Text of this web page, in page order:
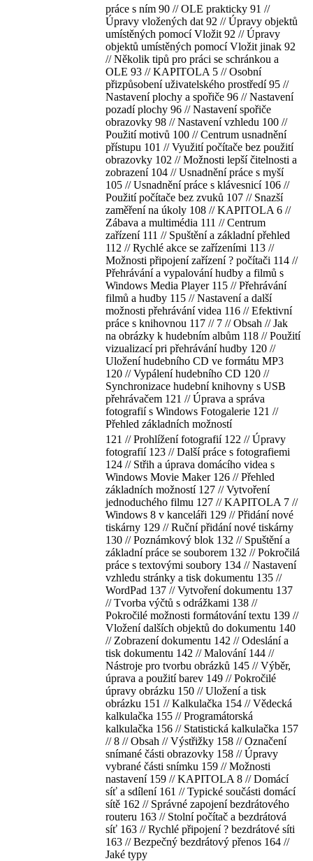
práce s ním 90 // OLE prakticky 91 //
Úpravy vložených dat 92 // Úpravy objektů
umístěných pomocí Vložit 92 // Úpravy
objektů umístěných pomocí Vložit jinak 92
// Několik tipů pro práci se schránkou a
OLE 93 // KAPITOLA 5 // Osobní
přizpůsobení uživatelského prostředí 95 //
Nastavení plochy a spořiče 96 // Nastavení
pozadí plochy 96 // Nastavení spořiče
obrazovky 98 // Nastavení vzhledu 100 //
Použití motivů 100 // Centrum usnadnění
přístupu 101 // Využití počítače bez použití
obrazovky 102 // Možnosti lepší čitelnosti a
zobrazení 104 // Usnadnění práce s myší
105 // Usnadnění práce s klávesnicí 106 //
Použití počítače bez zvuků 107 // Snazší
zaměření na úkoly 108 // KAPITOLA 6 //
Zábava a multimédia 111 // Centrum
zařízení 111 // Spuštění a základní přehled
112 // Rychlé akce se zařízeními 113 //
Možnosti připojení zařízení ? počítači 114 //
Přehrávání a vypalování hudby a filmů s
Windows Media Player 115 // Přehrávání
filmů a hudby 115 // Nastavení a další
možnosti přehrávání videa 116 // Efektivní
práce s knihovnou 117 // 7 // Obsah // Jak
na obrázky k hudebním albům 118 // Použití
vizualizací pri přehrávání hudby 120 //
Uložení hudebního CD ve formátu MP3
120 // Vypálení hudebního CD 120 //
Synchronizace hudební knihovny s USB
přehrávačem 121 // Úprava a správa
fotografií s Windows Fotogalerie 121 //
Přehled základních možností
121 // Prohlížení fotografií 122 // Úpravy
fotografií 123 // Další práce s fotografiemi
124 // Střih a úprava domácího videa s
Windows Movie Maker 126 // Přehled
základních možností 127 // Vytvoření
jednoduchého filmu 127 // KAPITOLA 7 //
Windows 8 v kanceláři 129 // Přidání nové
tiskárny 129 // Ruční přidání nové tiskárny
130 // Poznámkový blok 132 // Spuštění a
základní práce se souborem 132 // Pokročilá
práce s textovými soubory 134 // Nastavení
vzhledu stránky a tisk dokumentu 135 //
WordPad 137 // Vytvoření dokumentu 137
// Tvorba výčtů s odrážkami 138 //
Pokročilé možnosti formátování textu 139 //
Vložení dalších objektů do dokumentu 140
// Zobrazení dokumentu 142 // Odeslání a
tisk dokumentu 142 // Malování 144 //
Nástroje pro tvorbu obrázků 145 // Výběr,
úprava a použití barev 149 // Pokročilé
úpravy obrázku 150 // Uložení a tisk
obrázku 151 // Kalkulačka 154 // Vědecká
kalkulačka 155 // Programátorská
kalkulačka 156 // Statistická kalkulačka 157
// 8 // Obsah // Výstřižky 158 // Označení
snímané části obrazovky 158 // Úpravy
vybrané části snímku 159 // Možnosti
nastavení 159 // KAPITOLA 8 // Domácí
síť a sdílení 161 // Typické součásti domácí
sítě 162 // Správné zapojení bezdrátového
routeru 163 // Stolní počítač a bezdrátová
síť 163 // Rychlé připojení ? bezdrátové síti
163 // Bezpečný bezdrátový přenos 164 //
Jaké typy